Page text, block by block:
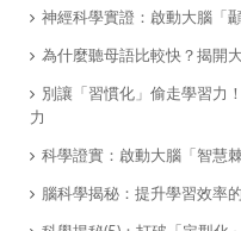
神經科學實證：啟動大腦「
為什麼聽母語比較快？揭開
別讓「習慣化」偷走學習力
力
科學證實：啟動大腦「智慧
腦科學揭秘：提升學習效率